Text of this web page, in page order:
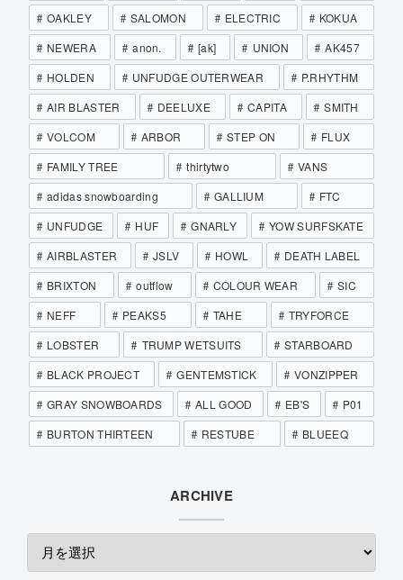
OAKLEY
SALOMON ELECTRIC
KOKUA
NEWERA
anon. [ak] UNION
AK457
HOLDEN
UNFUDGE OUTERWEAR
P.RHYTHM
AIR BLASTER
DEELUXE CAPITA
SMITH
VOLCOM
ARBOR STEP ON
FLUX
FAMILY TREE
thirtytwo
VANS
adidas snowboarding
GALLIUM
FTC
UNFUDGE
HUF GNARLY
YOW SURFSKATE
AIRBLASTER
JSLV HOWL
DEATH LABEL
BRIXTON
outflow COLOUR WEAR
SIC
NEFF
PEAKS5 TAHE
TRYFORCE
LOBSTER
TRUMP WETSUITS
STARBOARD
BLACK PROJECT
GENTEMSTICK
VONZIPPER
GRAY SNOWBOARDS
ALL GOOD EB'S
P01
BURTON THIRTEEN
RESTUBE BLUEEQ
ARCHIVE